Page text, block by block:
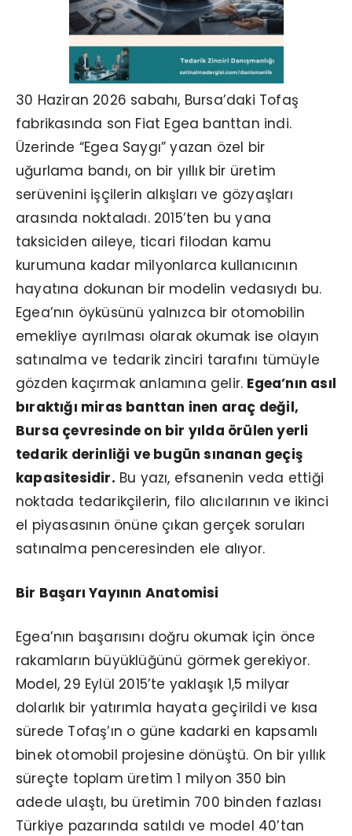
30 Haziran 2026 sabahı, Bursa’daki Tofaş
fabrikasında son Fiat Egea banttan indi.
Üzerinde “Egea Saygı” yazan özel bir
uğurlama bandı, on bir yıllık bir üretim
serüvenini işçilerin alkışları ve gözyaşları
arasında noktaladı. 2015’ten bu yana
taksiciden aileye, ticari filodan kamu
kurumuna kadar milyonlarca kullanıcının
hayatına dokunan bir modelin vedasıydı bu.
Egea’nın öyküsünü yalnızca bir otomobilin
emekliye ayrılması olarak okumak ise olayın
satınalma ve tedarik zinciri tarafını tümüyle
gözden kaçırmak anlamına gelir. Egea’nın asıl
bıraktığı miras banttan inen araç değil,
Bursa çevresinde on bir yılda örülen yerli
tedarik derinliği ve bugün sınanan geçiş
kapasitesidir. Bu yazı, efsanenin veda ettiği
noktada tedarikçilerin, filo alıcılarının ve ikinci
el piyasasının önüne çıkan gerçek soruları
satınalma penceresinden ele alıyor.
Bir Başarı Yayının Anatomisi
Egea’nın başarısını doğru okumak için önce
rakamların büyüklüğünü görmek gerekiyor.
Model, 29 Eylül 2015’te yaklaşık 1,5 milyar
dolarlık bir yatırımla hayata geçirildi ve kısa
sürede Tofaş’ın o güne kadarki en kapsamlı
binek otomobil projesine dönüştü. On bir yıllık
süreçte toplam üretim 1 milyon 350 bin
adede ulaştı, bu üretimin 700 binden fazlası
Türkiye pazarında satıldı ve model 40’tan